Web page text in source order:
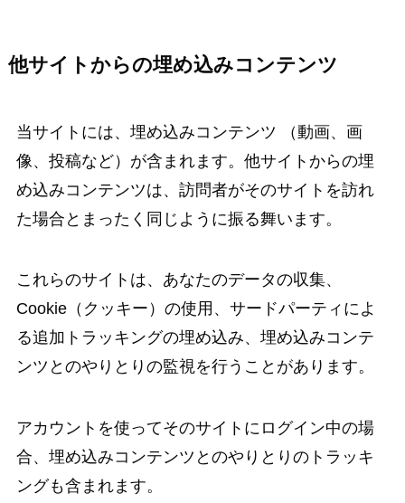
他サイトからの埋め込みコンテンツ
当サイトには、埋め込みコンテンツ （動画、画
像、投稿など）が含まれます。他サイトからの埋
め込みコンテンツは、訪問者がそのサイトを訪れ
た場合とまったく同じように振る舞います。
これらのサイトは、あなたのデータの収集、
Cookie（クッキー）の使用、サードパーティによ
る追加トラッキングの埋め込み、埋め込みコンテ
ンツとのやりとりの監視を行うことがあります。
アカウントを使ってそのサイトにログイン中の場
合、埋め込みコンテンツとのやりとりのトラッキ
ングも含まれます。